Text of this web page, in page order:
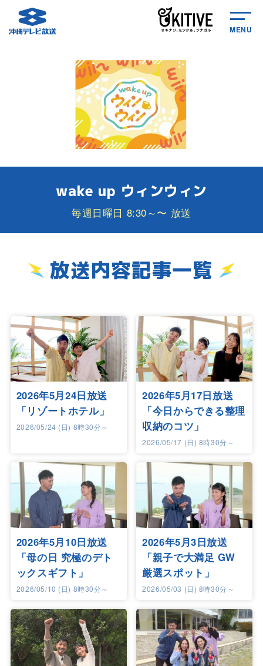
MENU
wake up ウィンウィン
毎週日曜日 8:30～〜 放送
放送内容記事一覧
2026年5月24日放送
「リゾートホテル」
2026/05/24 (日) 8時30分～
2026年5月17日放送
「今日からできる整理
収納のコツ」
2026/05/17 (日) 8時30分～
2026年5月10日放送
「母の日 究極のデト
ックスギフト」
2026/05/10 (日) 8時30分～
2026年5月3日放送
「親子で大満足 GW
厳選スポット」
2026/05/03 (日) 8時30分～